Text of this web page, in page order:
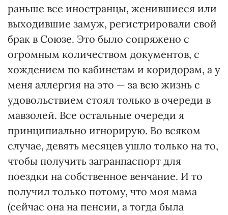
раньше все иностранцы, женившиеся или
выходившие замуж, регистрировали свой
брак в Союзе. Это было сопряжено с
огромным количеством документов, с
хождением по кабинетам и коридорам, а у
меня аллергия на это — за всю жизнь с
удовольствием стоял только в очереди в
мавзолей. Все остальные очереди я
принципиально игнорирую. Во всяком
случае, девять месяцев ушло только на то,
чтобы получить загранпаспорт для
поездки на собственное венчание. И то
получил только потому, что моя мама
(сейчас она на пенсии, а тогда была